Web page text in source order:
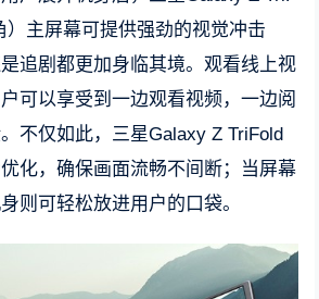
）主屏幕可提供强劲的视觉冲击
追剧都更加身临其境。观看线上视
可以享受到一边观看视频，一边阅
不仅如此，三星Galaxy Z TriFold
化，确保画面流畅不间断；当屏幕
则可轻松放进用户的口袋。